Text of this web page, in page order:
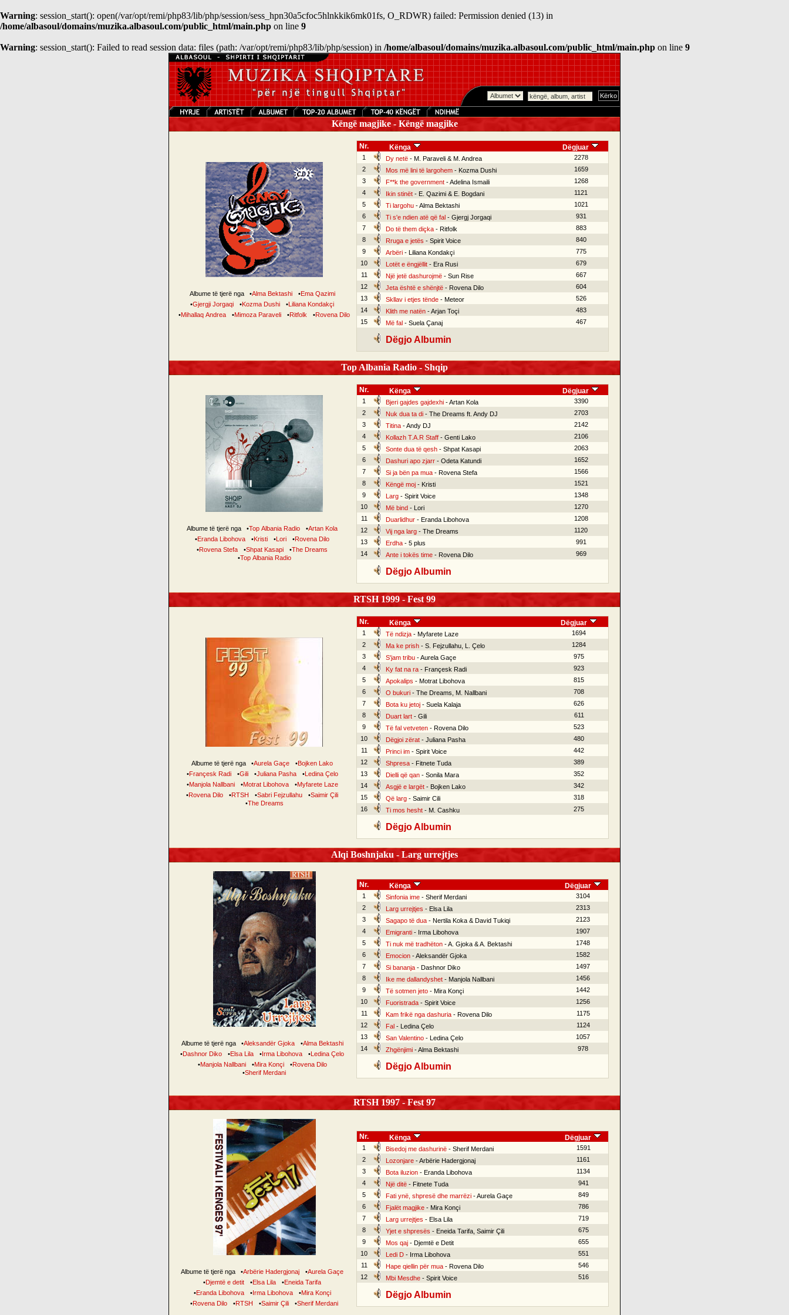
Warning: session_start(): open(/var/opt/remi/php83/lib/php/session/sess_hpn30a5cfoc5hlnkkik6mk01fs, O_RDWR) failed: Permission denied (13) in
/home/albasoul/domains/muzika.albasoul.com/public_html/main.php on line 9
Warning: session_start(): Failed to read session data: files (path: /var/opt/remi/php83/lib/php/session) in /home/albasoul/domains/muzika.albasoul.com/public_html/main.php on line 9
Këngë magjike - Këngë magjike
Albume të tjerë nga •Alma Bektashi •Ema Qazimi
•Gjergji Jorgaqi •Kozma Dushi •Liliana Kondakçi
•Mihallaq Andrea •Mimoza Paraveli •Ritfolk •Rovena Dilo
Nr. Kënga Dëgjuar
1 Dy netë- M. Paraveli & M. Andrea
2278
2
Mos më lini të largohem- Kozma Dushi
1659
3
F**k the government- Adelina Ismaili
1268
4
Ikin stinët- E. Qazimi & E. Bogdani
1121
5
Ti largohu- Alma Bektashi
1021
6
Ti s'e ndien atë që fal- Gjergj Jorgaqi
931
7
Do të them diçka- Ritfolk
883
8
Rruga e jetës - Spirit Voice
840
9
Arbëri- Liliana Kondakçi
775
10
Lotët e ëngjëllit- Era Rusi
679
11
Një jetë dashurojmë- Sun Rise
667
12
Jeta është e shënjtë- Rovena Dilo
604
13
Skllav i etjes tënde- Meteor
526
14
Klith me natën- Arjan Toçi
483
15
Më fal- Suela Çanaj 467
Dëgjo Albumin
Top Albania Radio - Shqip
Albume të tjerë nga •Top Albania Radio •Artan Kola
•Eranda Libohova •Kristi •Lori •Rovena Dilo
•Rovena Stefa •Shpat Kasapi •The Dreams
•Top Albania Radio
Nr. Kënga Dëgjuar
1 Bjeri gajdes gajdexhi- Artan Kola
3390
2
Nuk dua ta di- The Dreams ft. Andy DJ
2703
3
Titina- Andy DJ
2142
4
Kollazh T.A.R Staff- Genti Lako
2106
5
Sonte dua të qesh- Shpat Kasapi
2063
6
Dashuri apo zjarr- Odeta Katundi
1652
7
Si ja bën pa mua- Rovena Stefa
1566
8
Këngë moj- Kristi
1521
9
Larg- Spirit Voice
1348
10
Më bind- Lori
1270
11
Duarlidhur- Eranda Libohova
1208
12
Vij nga larg- The Dreams
1120
13
Erdha- 5 plus
991
14
Ante i tokës time- Rovena Dilo 969
Dëgjo Albumin
RTSH 1999 - Fest 99
Albume të tjerë nga •Aurela Gaçe •Bojken Lako
•Françesk Radi •Gili •Juliana Pasha •Ledina Çelo
•Manjola Nallbani •Motrat Libohova •Myfarete Laze
•Rovena Dilo •RTSH •Sabri Fejzullahu •Saimir Çili
•The Dreams
Nr. Kënga Dëgjuar
1 Të ndizja- Myfarete Laze
1694
2
Ma ke prish- S. Fejzullahu, L. Çelo
1284
3
S'jam tribu- Aurela Gaçe
975
4
Ky fat na ra- Françesk Radi
923
5
Apokalips - Motrat Libohova
815
6
O bukuri- The Dreams, M. Nallbani
708
7
Bota ku jetoj- Suela Kalaja
626
8
Duart lart- Gili
611
9
Të fal vetveten- Rovena Dilo
523
10
Dëgjoi zërat- Juliana Pasha
480
11
Princi im- Spirit Voice
442
12
Shpresa- Fitnete Tuda
389
13
Dielli që qan- Sonila Mara
352
14
Asgjë e largët- Bojken Lako
342
15
Që larg- Saimir Cili
318
16
Ti mos hesht- M. Cashku 275
Dëgjo Albumin
Alqi Boshnjaku - Larg urrejtjes
Albume të tjerë nga •Aleksandër Gjoka •Alma Bektashi
•Dashnor Diko •Elsa Lila •Irma Libohova •Ledina Çelo
•Manjola Nallbani •Mira Konçi •Rovena Dilo
•Sherif Merdani
Nr. Kënga Dëgjuar
1 Sinfonia ime- Sherif Merdani
3104
2
Larg urrejtjes - Elsa Lila
2313
3
Sagapo të dua- Nertila Koka & David Tukiqi
2123
4
Emigranti- Irma Libohova
1907
5
Ti nuk më tradhëton- A. Gjoka & A. Bektashi
1748
6
Emocion- Aleksandër Gjoka
1582
7
Si bananja- Dashnor Diko
1497
8
Ike me dallandyshet- Manjola Nallbani
1456
9
Të sotmen jeto- Mira Konçi
1442
10
Fuoristrada- Spirit Voice
1256
11
Kam frikë nga dashuria- Rovena Dilo
1175
12
Fal- Ledina Çelo
1124
13
San Valentino- Ledina Çelo
1057
14
Zhgënjimi- Alma Bektashi 978
Dëgjo Albumin
RTSH 1997 - Fest 97
Albume të tjerë nga •Arbërie Hadergjonaj •Aurela Gaçe
•Djemtë e detit •Elsa Lila •Eneida Tarifa
•Eranda Libohova •Irma Libohova •Mira Konçi
•Rovena Dilo •RTSH •Saimir Çili •Sherif Merdani
Nr. Kënga Dëgjuar
1 Bisedoj me dashurinë- Sherif Merdani
1591
2
Lozonjare- Arbërie Hadergjonaj
1161
3
Bota iluzion- Eranda Libohova
1134
4
Një ditë- Fitnete Tuda
941
5
Fati ynë, shpresë dhe marrëzi- Aurela Gaçe
849
6
Fjalët magjike- Mira Konçi
786
7
Larg urrejtjes - Elsa Lila
719
8
Yjet e shpresës - Eneida Tarifa, Saimir Çili
675
9
Mos qaj- Djemtë e Detit
655
10
Ledi D- Irma Libohova
551
11
Hape qiellin për mua- Rovena Dilo
546
12
Mbi Mesdhe- Spirit Voice 516
Dëgjo Albumin